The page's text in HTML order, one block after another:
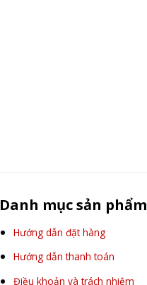
Danh mục sản phẩm
Hướng dẫn đặt hàng
Hướng dẫn thanh toán
Điều khoản và trách nhiệm